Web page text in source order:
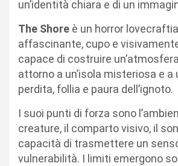
un’identità chiara e di un
The Shore è un horror
affascinante, cupo e
capace di costruire
attorno a un’isola misteriosa e a
perdita, follia e paura dell’ignoto.
I suoi punti di forza sono
creature, il comparto visivo, il
capacità di trasmettere un
vulnerabilità. I limiti emergono